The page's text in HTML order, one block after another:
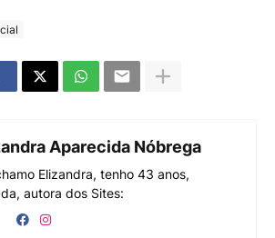
Aparecida Nóbrega
Elizandra, tenho 43 anos,
autora dos Sites: